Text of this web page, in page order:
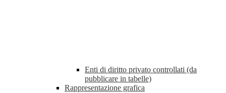
Enti di diritto privato controllati (da
pubblicare in tabelle)
Rappresentazione grafica